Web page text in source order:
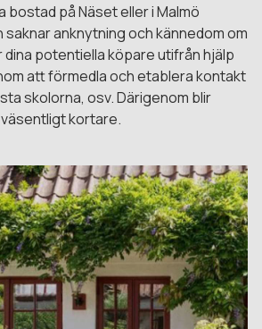
bostad på Näset eller i Malmö
anknytning och kännedom om
potentiella köpare utifrån hjälp
att förmedla och etablera kontakt
skolorna, osv. Därigenom blir
kortare.